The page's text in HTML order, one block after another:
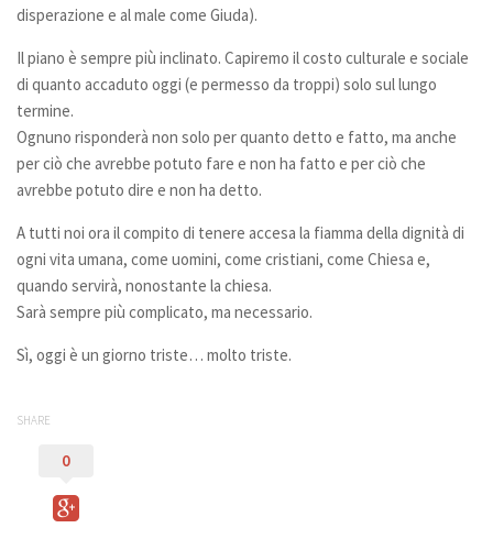
disperazione e al male come Giuda).
Il piano è sempre più inclinato. Capiremo il costo culturale e sociale
di quanto accaduto oggi (e permesso da troppi) solo sul lungo
termine.
Ognuno risponderà non solo per quanto detto e fatto, ma anche
per ciò che avrebbe potuto fare e non ha fatto e per ciò che
avrebbe potuto dire e non ha detto.
A tutti noi ora il compito di tenere accesa la fiamma della dignità di
ogni vita umana, come uomini, come cristiani, come Chiesa e,
quando servirà, nonostante la chiesa.
Sarà sempre più complicato, ma necessario.
Sì, oggi è un giorno triste… molto triste.
SHARE
0